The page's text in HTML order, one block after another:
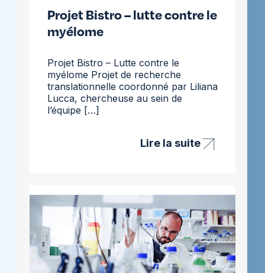
Projet Bistro – lutte contre le
myélome
Projet Bistro – Lutte contre le
myélome Projet de recherche
translationnelle coordonné par Liliana
Lucca, chercheuse au sein de
l’équipe […]
Lire la suite
Projet
contre
le
myélome